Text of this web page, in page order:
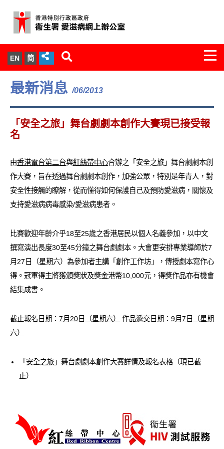
EN 简
關於我們
服務範圍
文件櫃
統計數字
愛滋病病毒感染與醫護人員專家組
愛滋病呈報表格
其他
最新消息 /06/2013
「安全之旅」舞台劇劇本創作大賽現已接受報
名
由香港電台第二台與紅絲帶中心合辦之「安全之旅」舞台劇劇本創
作大賽，旨在透過舞台劇劇本創作，加強公眾，特別是年青人，對
安全性接觸的瞭解，從而懂得如何保護自己及預防愛滋病，關懷及
支持愛滋病病毒感染/愛滋病患者。
比賽歡迎年齡介乎18至25歲之香港居民以個人名義參加，以中文
撰寫演出長度30至45分鐘之舞台劇劇本。大會更安排專業導師於7
月27日（星期六）為參加者主講「創作工作坊」，傳授劇本寫作心
得。冠軍得主將獲頒獎狀及獎金港幣10,000元，得獎作品亦有機會
結集成書。
截止報名日期： 7月20日（星期六） 作品遞交日期： 9月7日（星期
六）
「安全之旅」舞台劇劇本創作大賽詳情及報名表格（現已截
止）